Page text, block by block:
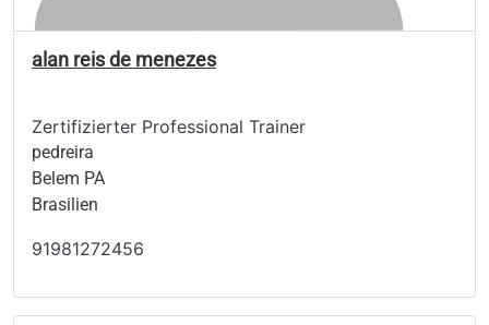
alan reis de menezes
Zertifizierter Professional Trainer
pedreira
Belem PA
Brasilien
91981272456